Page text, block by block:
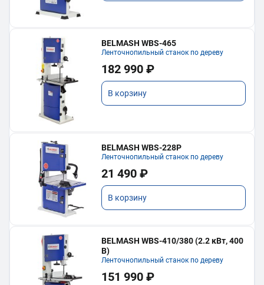
BELMASH WBS-465
Ленточнопильный станок по дереву
182 990 ₽
В корзину
BELMASH WBS-228P
Ленточнопильный станок по дереву
21 490 ₽
В корзину
BELMASH WBS-410/380 (2.2 кВт, 400
В)
Ленточнопильный станок по дереву
151 990 ₽